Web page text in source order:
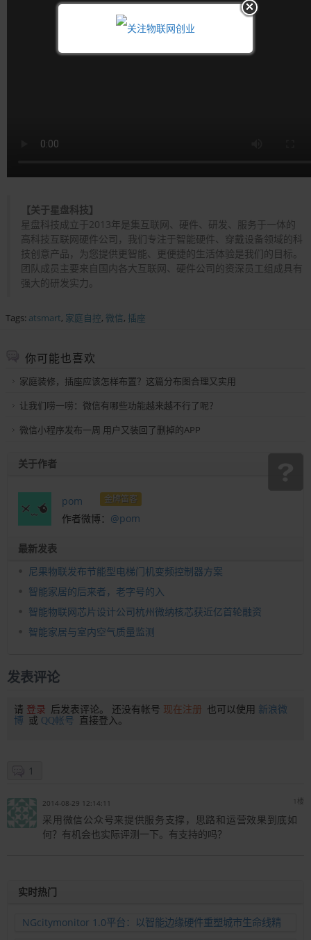
【关于星盘科技】
星盘科技成立于2013年是集互联网、硬件、研发、服务于一体的
高科技互联网硬件公司，我们专注于智能硬件、穿戴设备领域的科
技创意产品，为您提供更智能、更便捷的生活体验是我们的目标。
团队成员主要来自国内各大互联网、硬件公司的资深员工组成具有
强大的研发实力。
Tags: atsmart, 家庭自控, 微信, 插座
你可能也喜欢
家庭装修，插座应该怎样布置？这篇分布图合理又实用
让我们唠一唠：微信有哪些功能越来越不行了呢？
微信小程序发布一周 用户又装回了删掉的APP
关于作者
pom 金牌笛客
作者微博： @pom
最新发表
尼果物联发布节能型电梯门机变频控制器方案
智能家居的后来者，老字号的入
智能物联网芯片设计公司杭州微纳核芯获近亿首轮融资
智能家居与室内空气质量监测
发表评论
请 登录 后发表评论。 还没有帐号 现在注册 也可以使用 新浪微
博 或 QQ帐号 直接登入。
1
2014-08-29 12:14:11 1楼
采用微信公众号来提供服务支撑，思路和运营效果到底如
何？有机会也实际评测一下。有支持的吗？
实时热门
NGcitymonitor 1.0平台：以智能边缘硬件重塑城市生命线精